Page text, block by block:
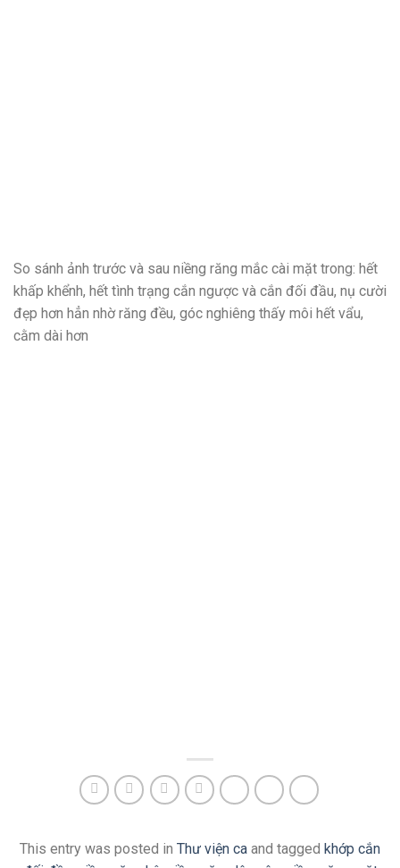
So sánh ảnh trước và sau niềng răng mắc cài mặt trong: hết
khấp khểnh, hết tình trạng cắn ngược và cắn đối đầu, nụ cười
đẹp hơn hẳn nhờ răng đều, góc nghiêng thấy môi hết vẩu,
cằm dài hơn
This entry was posted in Thư viện ca and tagged khớp cắn